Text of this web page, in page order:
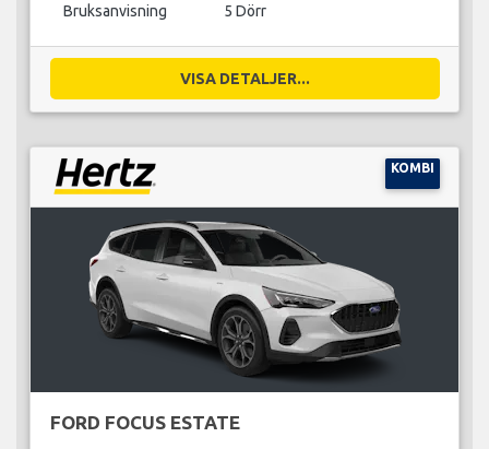
Bruksanvisning 5 Dörr
VISA DETALJER...
KOMBI
FORD FOCUS ESTATE